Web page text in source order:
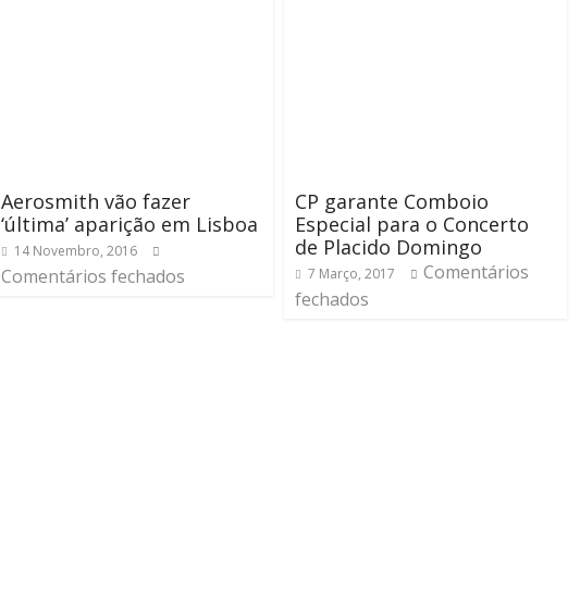
Aerosmith vão fazer
‘última’ aparição em Lisboa
14 Novembro, 2016
Comentários fechados
CP garante Comboio
Especial para o Concerto
de Placido Domingo
7 Março, 2017
Comentários
fechados